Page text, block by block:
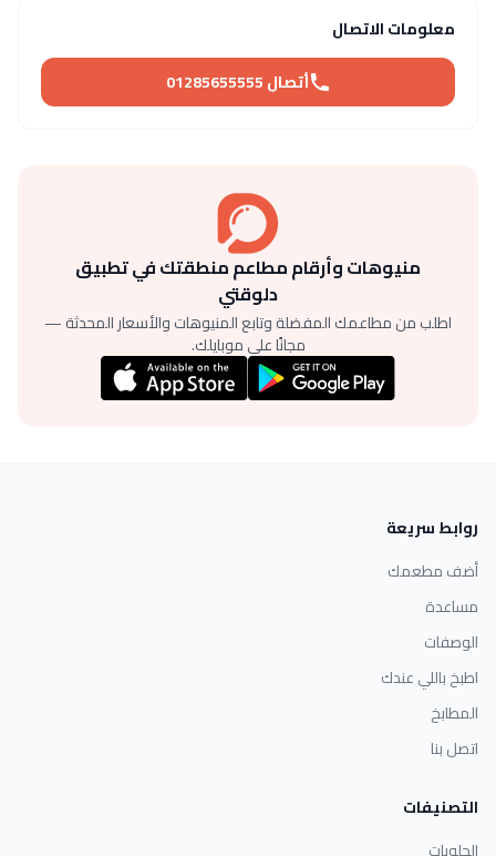
معلومات الاتصال
أتصال 01285655555
منيوهات وأرقام مطاعم منطقتك في تطبيق
دلوقتي
اطلب من مطاعمك المفضلة وتابع المنيوهات والأسعار المحدثة —
مجانًا على موبايلك.
روابط سريعة
أضف مطعمك
مساعدة
الوصفات
اطبخ باللي عندك
المطابخ
اتصل بنا
التصنيفات
الحلويات